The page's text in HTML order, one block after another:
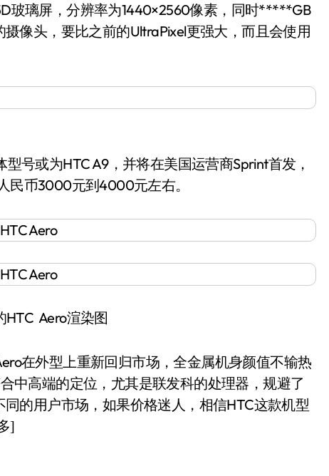
璃屏，分辨率为1440×2560像素，同时*****GB
像头，要比之前的UltraPixel更强大，而且会使用
或为HTC A9，并将在美国运营商Sprint首发，
民币3000元到4000元左右。
HTC Aero渲染图
在外型上重新回归市场，全金属机身颜值不输热
中高端的定位，尤其是联发科的处理器，规避了
的用户市场，如果价格迷人，相信HTC这款机型
]